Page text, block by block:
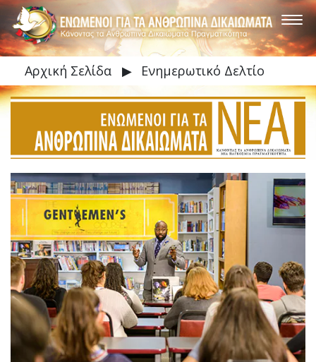
Αρχική Σελίδα ▶ Ενημερωτικό Δελτίο